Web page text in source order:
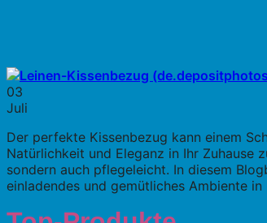
03
Juli
Der perfekte Kissenbezug kann einem
Natürlichkeit und Eleganz in Ihr Zuhause
sondern auch pflegeleicht. In diesem
einladendes und gemütliches Ambiente